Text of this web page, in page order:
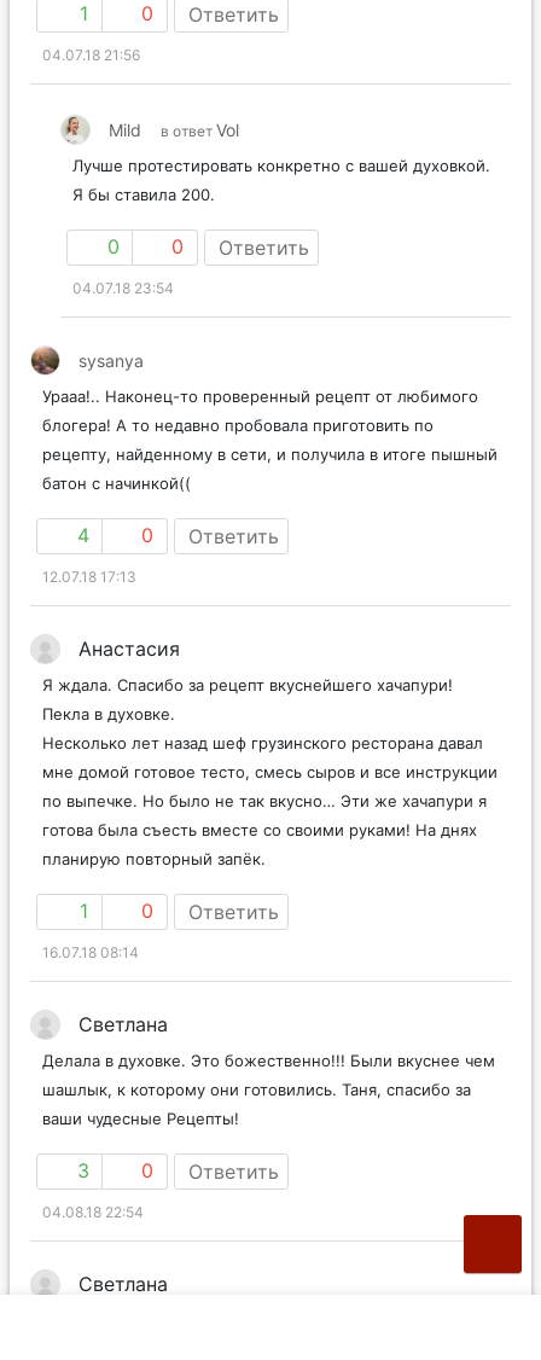
1 0 Ответить
04.07.18 21:56
Mild в ответ Vol
Лучше протестировать конкретно с вашей духовкой.
Я бы ставила 200.
0 0 Ответить
04.07.18 23:54
sysanya
Урааа!.. Наконец-то проверенный рецепт от любимого
блогера! А то недавно пробовала приготовить по
рецепту, найденному в сети, и получила в итоге пышный
батон с начинкой((
4 0 Ответить
12.07.18 17:13
Анастасия
Я ждала. Спасибо за рецепт вкуснейшего хачапури!
Пекла в духовке.
Несколько лет назад шеф грузинского ресторана давал
мне домой готовое тесто, смесь сыров и все инструкции
по выпечке. Но было не так вкусно… Эти же хачапури я
готова была съесть вместе со своими руками! На днях
планирую повторный запёк.
1 0 Ответить
16.07.18 08:14
Светлана
Делала в духовке. Это божественно!!! Были вкуснее чем
шашлык, к которому они готовились. Таня, спасибо за
ваши чудесные Рецепты!
3 0 Ответить
04.08.18 22:54
Светлана